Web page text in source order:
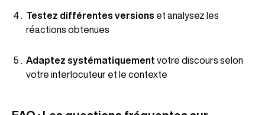
Testez différentes versions et analysez les
réactions obtenues
Adaptez systématiquement votre discours selon
votre interlocuteur et le contexte